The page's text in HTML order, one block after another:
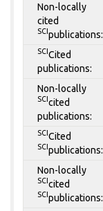
Non-locally
cited
SCI publications:
SCI Cited
publications:
Non-locally
SCI cited
publications:
SCI Cited
SCI publications:
Non-locally
SCI cited
SCI publications: